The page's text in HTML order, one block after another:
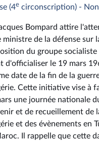
(4e circonscription) -
Bompard attire
ministre de la défense sur
du groupe socialiste
d'officialiser le 19 mars
date de la fin de la
Cette initiative vise à
une journée nationale
et de recueillement de
et des évènements en
Il rappelle que cette